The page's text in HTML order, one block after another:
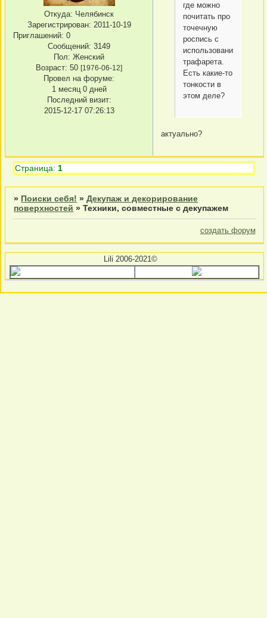
Откуда: Челябинск
Зарегистрирован: 2011-10-19
Приглашений: 0
Сообщений: 3149
Пол: Женский
Возраст: 50 [1976-06-12]
Провел на форуме:
1 месяц 0 дней
Последний визит:
2015-12-17 07:26:13
где можно
почитать про
точечную
роспись с
использованием
трафарета.
Есть какие-то
тонкости в
этом деле?
актуально?
Страница: 1
» Поиски себя! »Декупаж и декорирование
поверхностей »Техники, совместные с декупажем
создать форум
Lili 2006-2021©